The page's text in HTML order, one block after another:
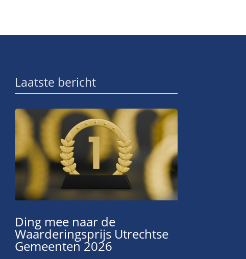
Laatste bericht
Ding mee naar de
Waarderingsprijs Utrechtse
Gemeenten 2026